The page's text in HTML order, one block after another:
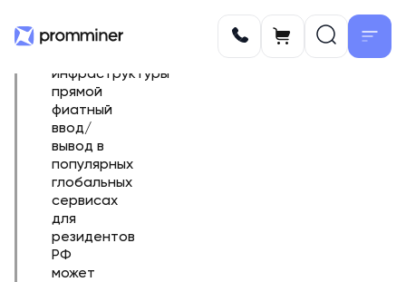
ограничений
инфраструктуры
прямой
фиатный
ввод/
вывод в
популярных
глобальных
сервисах
для
резидентов
РФ
может